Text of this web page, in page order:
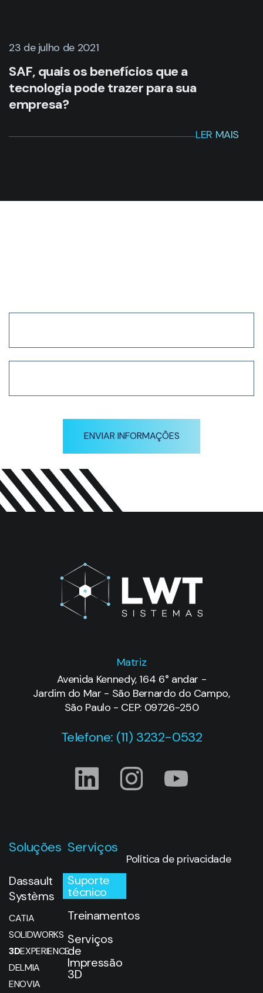
23 de julho de 2021
SAF, quais os benefícios que a
tecnologia pode trazer para sua
empresa?
LER MAIS
ENVIAR INFORMAÇÕES
Matriz
Avenida Kennedy, 164 6° andar -
Jardim do Mar - São Bernardo do Campo,
São Paulo - CEP: 09726-250
Telefone: (11) 3232-0532
Soluções
Dassault
Systèms
CATIA
SOLIDWORKS
3DEXPERIENCE
DELMIA
ENOVIA
Serviços
Suporte
técnico
Treinamentos
Serviços
de
Impressão
3D
Política de privacidade